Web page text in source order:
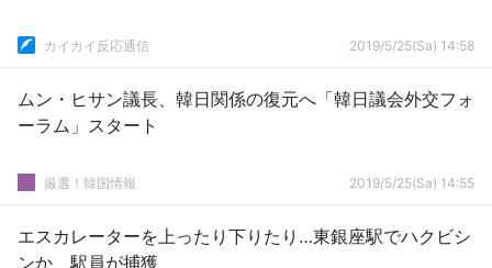
カイカイ反応通信 2019/5/25(Sa) 14:58
ムン・ヒサン議長、韓日関係の復元へ「韓日議会外交フォ
ーラム」スタート
厳選！韓国情報 2019/5/25(Sa) 14:55
エスカレーターを上ったり下りたり…東銀座駅でハクビシ
ンか 駅員が捕獲